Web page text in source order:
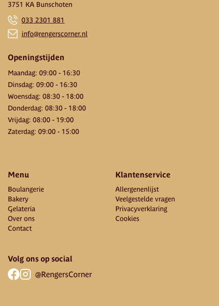
3751 KA Bunschoten
033 2301 881
info@rengerscorner.nl
Openingstijden
Maandag: 09:00 - 16:30
Dinsdag: 09:00 - 16:30
Woensdag: 08:30 - 18:00
Donderdag: 08:30 - 18:00
Vrijdag: 08:00 - 19:00
Zaterdag: 09:00 - 15:00
Menu
Boulangerie
Bakery
Gelateria
Over ons
Contact
Klantenservice
Allergenenlijst
Veelgestelde vragen
Privacyverklaring
Cookies
Volg ons op social
@RengersCorner